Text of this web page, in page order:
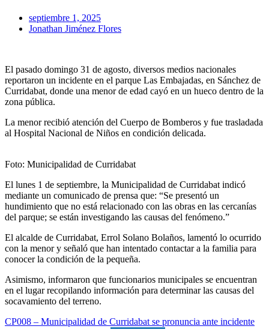
septiembre 1, 2025
Jonathan Jiménez Flores
El pasado domingo 31 de agosto, diversos medios nacionales
reportaron un incidente en el parque Las Embajadas, en Sánchez de
Curridabat, donde una menor de edad cayó en un hueco dentro de la
zona pública.
La menor recibió atención del Cuerpo de Bomberos y fue trasladada
al Hospital Nacional de Niños en condición delicada.
Foto: Municipalidad de Curridabat
El lunes 1 de septiembre, la Municipalidad de Curridabat indicó
mediante un comunicado de prensa que: “Se presentó un
hundimiento que no está relacionado con las obras en las cercanías
del parque; se están investigando las causas del fenómeno.”
El alcalde de Curridabat, Errol Solano Bolaños, lamentó lo ocurrido
con la menor y señaló que han intentado contactar a la familia para
conocer la condición de la pequeña.
Asimismo, informaron que funcionarios municipales se encuentran
en el lugar recopilando información para determinar las causas del
socavamiento del terreno.
CP008 – Municipalidad de Curridabat se pronuncia ante incidente